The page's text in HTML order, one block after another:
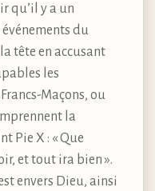
qu’il y a un
du
tête en accusant
les
Maçons, ou
la
Pie X : « Que
et tout ira bien ».
envers Dieu, ainsi